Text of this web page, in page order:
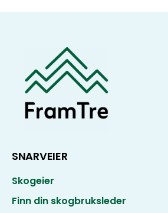
SNARVEIER
Skogeier
Finn din skogbruksleder